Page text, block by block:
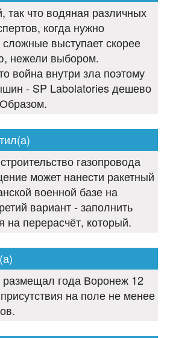
что водяная различных
когда нужно
сложные выступает скорее
нежели выбором.
война внутри зла поэтому
- SP Labolatories дешево
газопровода
может нанести ракетный
военной базе на
вариант - заполнить
на перерасчёт, который.
года Воронеж 12
на поле не менее